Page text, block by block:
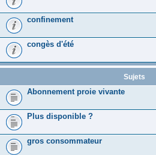
confinement
congès d'été
Sujets
Abonnement proie vivante
Plus disponible ?
gros consommateur